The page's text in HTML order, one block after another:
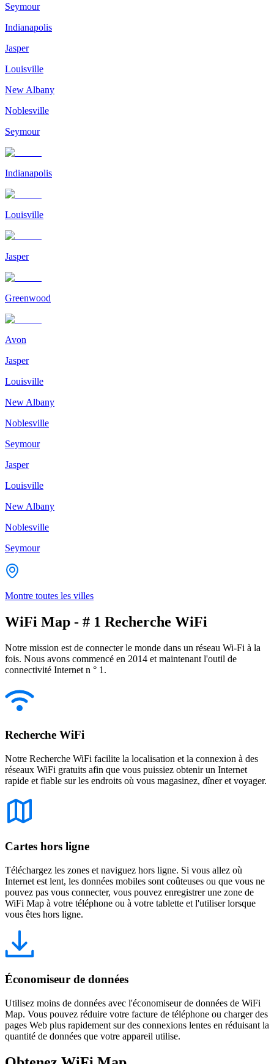
Seymour
Indianapolis
Jasper
Louisville
New Albany
Noblesville
Seymour
Indianapolis
Louisville
Jasper
Greenwood
Avon
Jasper
Louisville
New Albany
Noblesville
Seymour
Jasper
Louisville
New Albany
Noblesville
Seymour
Montre toutes les villes
WiFi Map - # 1 Recherche WiFi
Notre mission est de connecter le monde dans un réseau Wi-Fi à la
fois. Nous avons commencé en 2014 et maintenant l'outil de
connectivité Internet n ° 1.
Recherche WiFi
Notre Recherche WiFi facilite la localisation et la connexion à des
réseaux WiFi gratuits afin que vous puissiez obtenir un Internet
rapide et fiable sur les endroits où vous magasinez, dîner et voyager.
Cartes hors ligne
Téléchargez les zones et naviguez hors ligne. Si vous allez où
Internet est lent, les données mobiles sont coûteuses ou que vous ne
pouvez pas vous connecter, vous pouvez enregistrer une zone de
WiFi Map à votre téléphone ou à votre tablette et l'utiliser lorsque
vous êtes hors ligne.
Économiseur de données
Utilisez moins de données avec l'économiseur de données de WiFi
Map. Vous pouvez réduire votre facture de téléphone ou charger des
pages Web plus rapidement sur des connexions lentes en réduisant la
quantité de données que votre appareil utilise.